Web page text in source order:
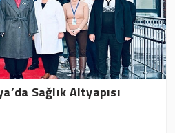
Sağlık Altyapısı